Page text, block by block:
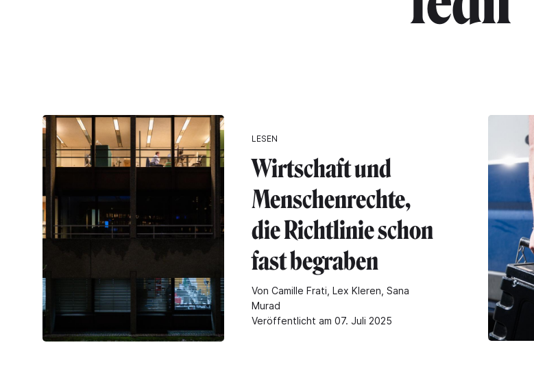
LESEN
Wirtschaft und
Menschenrechte,
die Richtlinie schon
fast begraben
Von Camille Frati, Lex Kleren, Sana
Murad
Veröffentlicht am 07. Juli 2025